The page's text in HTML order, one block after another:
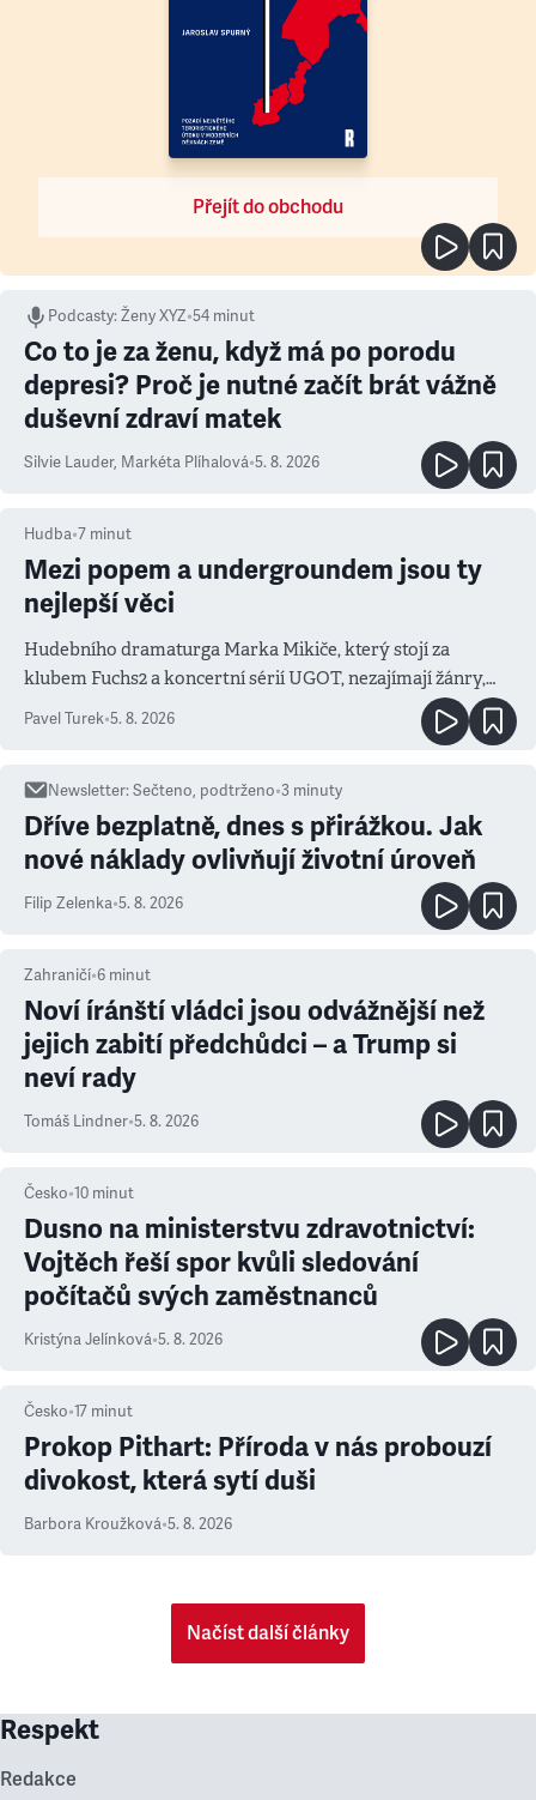
Přejít do obchodu
Podcasty:Ženy XYZ•54 minut
Co to je za ženu, když má po porodu
depresi? Proč je nutné začít brát vážně
duševní zdraví matek
Silvie Lauder, Markéta Plíhalová•5. 8. 2026
Hudba•7 minut
Mezi popem a undergroundem jsou ty
nejlepší věci
Hudebního dramaturga Marka Mikiče, který stojí za
klubem Fuchs2 a koncertní sérií UGOT, nezajímají žánry,
ale atmosféra
Pavel Turek•5. 8. 2026
Newsletter:Sečteno, podtrženo•3 minuty
Dříve bezplatně, dnes s přirážkou. Jak
nové náklady ovlivňují životní úroveň
Filip Zelenka•5. 8. 2026
Zahraničí•6 minut
Noví íránští vládci jsou odvážnější než
jejich zabití předchůdci – a Trump si
neví rady
Tomáš Lindner•5. 8. 2026
Česko•10 minut
Dusno na ministerstvu zdravotnictví:
Vojtěch řeší spor kvůli sledování
počítačů svých zaměstnanců
Kristýna Jelínková•5. 8. 2026
Česko•17 minut
Prokop Pithart: Příroda v nás probouzí
divokost, která sytí duši
Barbora Kroužková•5. 8. 2026
Načíst další články
Respekt
Redakce